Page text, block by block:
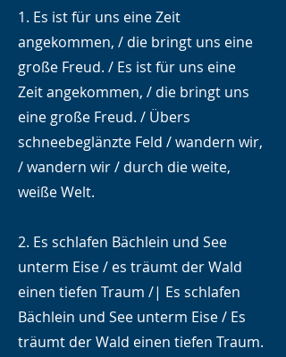
1. Es ist für uns eine Zeit
angekommen, / die bringt uns eine
große Freud. / Es ist für uns eine
Zeit angekommen, / die bringt uns
eine große Freud. / Übers
schneebeglänzte Feld / wandern wir,
/ wandern wir / durch die weite,
weiße Welt.
2. Es schlafen Bächlein und See
unterm Eise / es träumt der Wald
einen tiefen Traum /| Es schlafen
Bächlein und See unterm Eise / Es
träumt der Wald einen tiefen Traum.